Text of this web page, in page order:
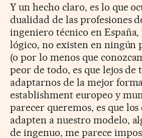
Y un hecho claro, es lo que
dualidad de las profesiones
ingeniero técnico en España,
lógico, no existen en ningún
(o por lo menos que
peor de todo, es que lejos de
adaptarnos de la mejor
establishment europeo y
parecer queremos, es que los
adapten a nuestro modelo,
de ingenuo, me parece